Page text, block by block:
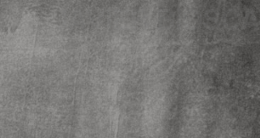
JAVIER BIOSCA